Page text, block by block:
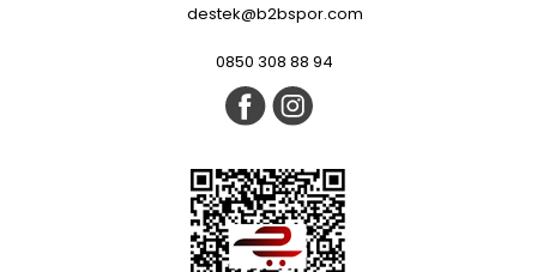
destek@b2bspor.com
0850 308 88 94